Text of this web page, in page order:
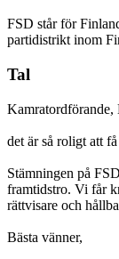
FSD står för
partidistrikt inom
Tal
Kamratordförande,
det är så roligt att
Stämningen på
framtidstro. Vi får
rättvisare och
Bästa vänner,